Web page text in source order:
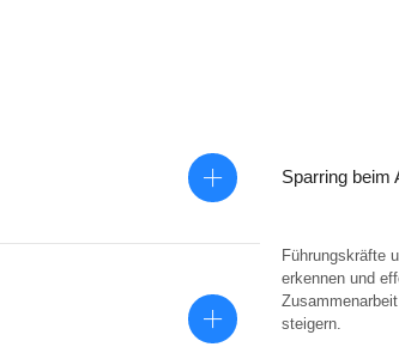
Sparring beim
Führungskräfte
erkennen und
steigern.